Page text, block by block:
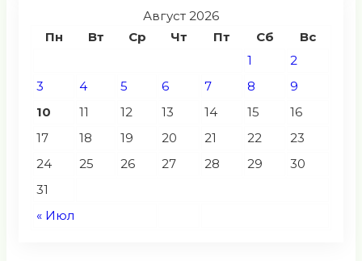
Август 2026
Пн
Вт Ср Чт Пт Сб Вс
« Июл
1
2
3
4 5 6 7 8
9
10
11 12 13 14 15
16
17
18 19 20 21 22
23
24
25 26 27 28 29
30
31